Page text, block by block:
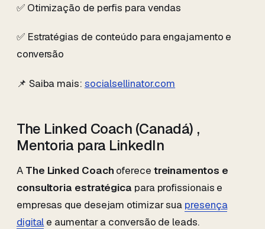
✅ Otimização de perfis para vendas
✅ Estratégias de conteúdo para engajamento e
conversão
📌 Saiba mais: socialsellinator.com
The Linked Coach (Canadá) ,
Mentoria para LinkedIn
A The Linked Coach oferece treinamentos e
consultoria estratégica para profissionais e
empresas que desejam otimizar sua presença
digital e aumentar a conversão de leads.